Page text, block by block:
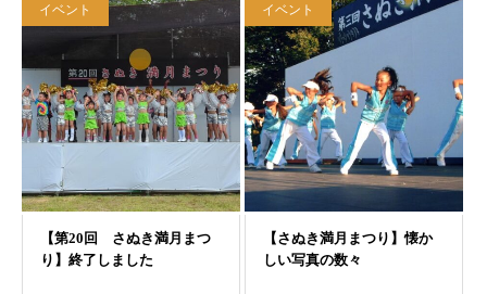
イベント イベント